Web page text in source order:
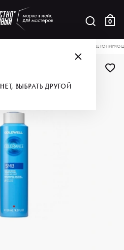
0
НЕТ, ВЫБРАТЬ ДРУГОЙ
GOLDWELL